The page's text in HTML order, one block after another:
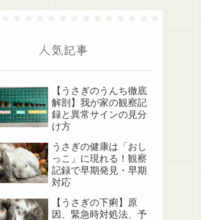
人気記事
【うさぎのうんち徹底
解剖】我が家の観察記
録と異常サインの見分
け方
うさぎの健康は「おし
っこ」に現れる！観察
記録で早期発見・早期
対応
【うさぎの下痢】原
因、緊急時対処法、予